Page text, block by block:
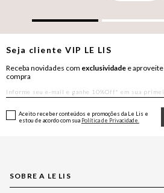
Seja clienteVIP LE LIS
Receba novidades com exclusividade e aproveite
compra
Aceito receber conteúdos e promoções da Le Lis e
estou de acordo com sua Política de Privacidade.
SOBRE A LE LIS